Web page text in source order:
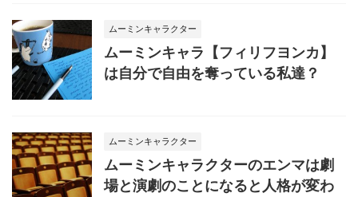
ムーミンキャラクター
ムーミンキャラ【フィリフヨンカ】
は自分で自由を奪っている私達？
ムーミンキャラクター
ムーミンキャラクターのエンマは劇
場と演劇のことになると人格が変わ